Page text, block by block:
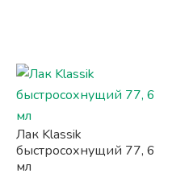
Лак Klassik
быстросохнущий 77, 6
мл